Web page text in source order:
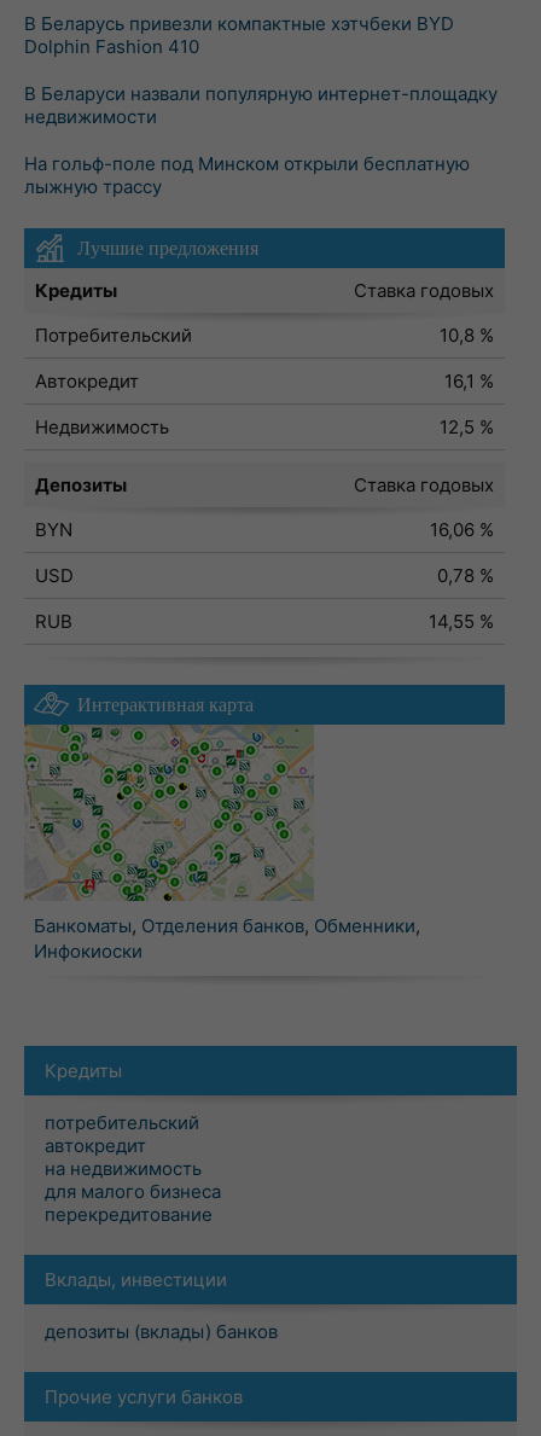
В Беларусь привезли компактные хэтчбеки BYD
Dolphin Fashion 410
В Беларуси назвали популярную интернет-площадку
недвижимости
На гольф-поле под Минском открыли бесплатную
лыжную трассу
Лучшие предложения
Кредиты
Ставка годовых
Потребительский
10,8 %
Автокредит
16,1 %
Недвижимость
12,5 %
Депозиты
Ставка годовых
BYN
16,06 %
USD
0,78 %
RUB
14,55 %
Интерактивная карта
Банкоматы, Отделения банков, Обменники,
Инфокиоски
Кредиты
потребительский
автокредит
на недвижимость
для малого бизнеса
перекредитование
Вклады, инвестиции
депозиты (вклады) банков
Прочие услуги банков